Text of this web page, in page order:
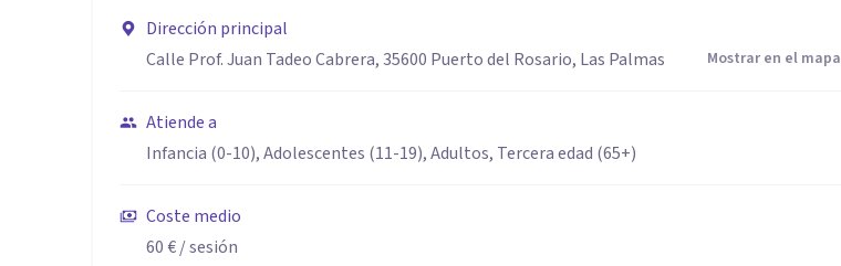
Dirección principal
Calle Prof. Juan Tadeo Cabrera, 35600 Puerto del Rosario, Las Palmas
Mostrar en el mapa
Atiende a
Infancia (0-10), Adolescentes (11-19), Adultos, Tercera edad (65+)
Coste medio
60 €/ sesión